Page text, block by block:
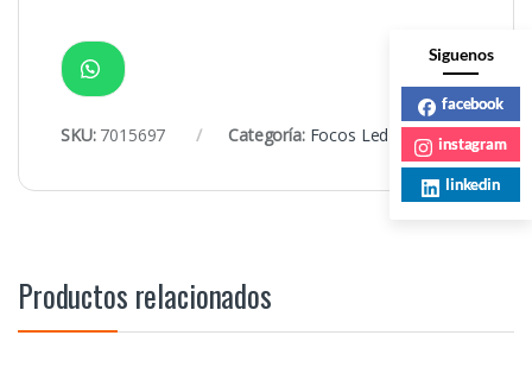
SKU: 7015697 Categoría: Focos Led
Productos relacionados
Siguenos
facebook
instagram
linkedin